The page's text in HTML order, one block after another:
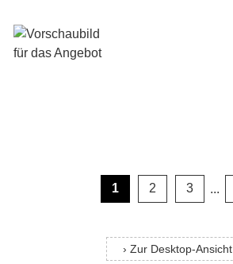
1 2 3
› Zur Desktop-Ansicht